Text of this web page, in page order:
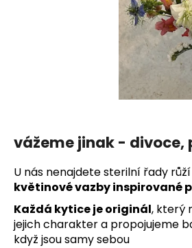
vážeme jinak - divoce,
U nás nenajdete sterilní řady
květinové vazby inspirované
Každá kytice je originál, který
jejich charakter a propojujeme
když jsou samy sebou